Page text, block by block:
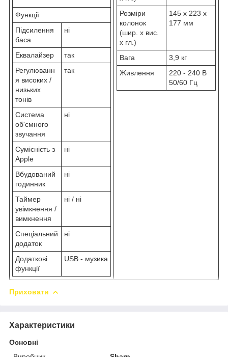
Функції
Підсилення
баса
ні
Еквалайзер
так
Регулюванн
я високих /
низьких
тонів
так
Система
об'ємного
звучання
ні
Сумісність з
Apple
ні
Вбудований
годинник
ні
Таймер
увімкнення /
вимкнення
ні / ні
Спеціальний
додаток
ні
Додаткові
функції
USB - музика
Розміри
колонок
(шир. х вис.
х гл.)
145 x 223 x
177 мм
Вага
3,9 кг
Живлення
220 - 240 В
50/60 Гц
Приховати
Характеристики
Основні